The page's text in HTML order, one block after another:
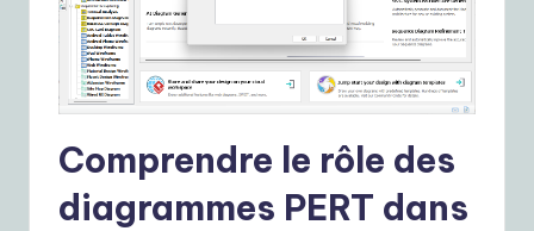
&Comprendre le rôle des
diagrammes PERT dans